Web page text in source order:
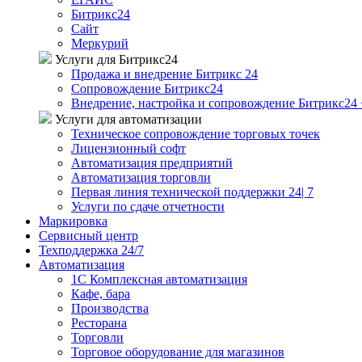
Битрикс24
Сайт
Меркурий
Услуги для Битрикс24
Продажа и внедрение Битрикс 24
Сопровождение Битрикс24
Внедрение, настройка и сопровождение
Услуги для автоматизации
Техническое сопровождение торговых точек
Лицензионный софт
Автоматизация предприятий
Автоматизация торговли
Первая линия технической поддержки 24| 7
Услуги по сдаче отчетности
Маркировка
Сервисный центр
Техподдержка 24/7
Автоматизация
1C Комплексная автоматизация
Кафе, бара
Производства
Ресторана
Торговли
Торговое оборудование для магазинов